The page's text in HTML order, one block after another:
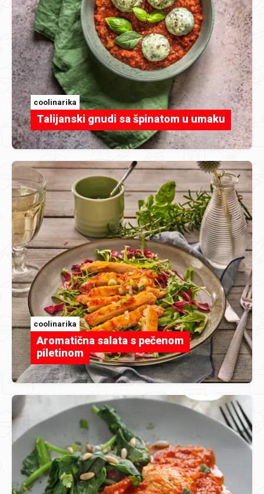
coolinarika
Talijanski gnudi sa špinatom u umaku
coolinarika
Aromatična salata s pečenom
piletinom